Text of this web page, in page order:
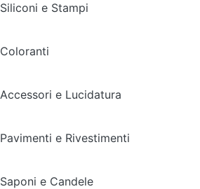
Siliconi e Stampi
Coloranti
Accessori e Lucidatura
Pavimenti e Rivestimenti
Saponi e Candele